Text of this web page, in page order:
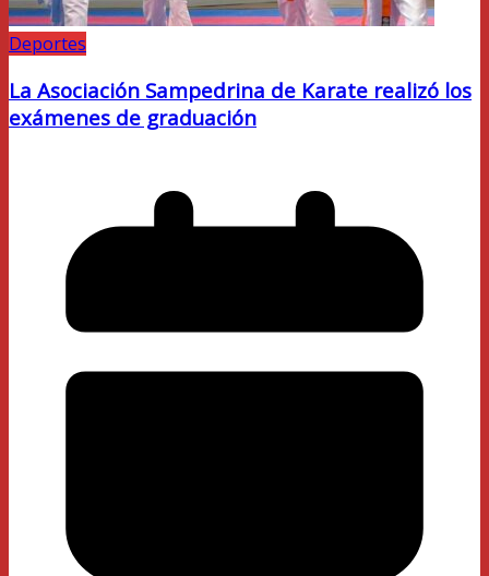
Deportes
La Asociación Sampedrina de Karate realizó los
exámenes de graduación